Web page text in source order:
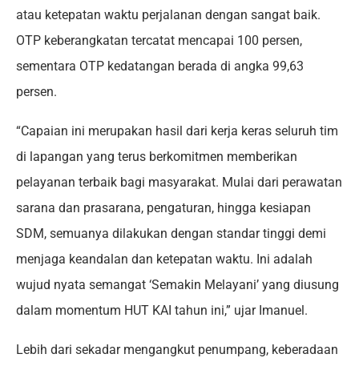
atau ketepatan waktu perjalanan dengan sangat baik.
OTP keberangkatan tercatat mencapai 100 persen,
sementara OTP kedatangan berada di angka 99,63
persen.
“Capaian ini merupakan hasil dari kerja keras seluruh tim
di lapangan yang terus berkomitmen memberikan
pelayanan terbaik bagi masyarakat. Mulai dari perawatan
sarana dan prasarana, pengaturan, hingga kesiapan
SDM, semuanya dilakukan dengan standar tinggi demi
menjaga keandalan dan ketepatan waktu. Ini adalah
wujud nyata semangat ‘Semakin Melayani’ yang diusung
dalam momentum HUT KAI tahun ini,” ujar Imanuel.
Lebih dari sekadar mengangkut penumpang, keberadaan